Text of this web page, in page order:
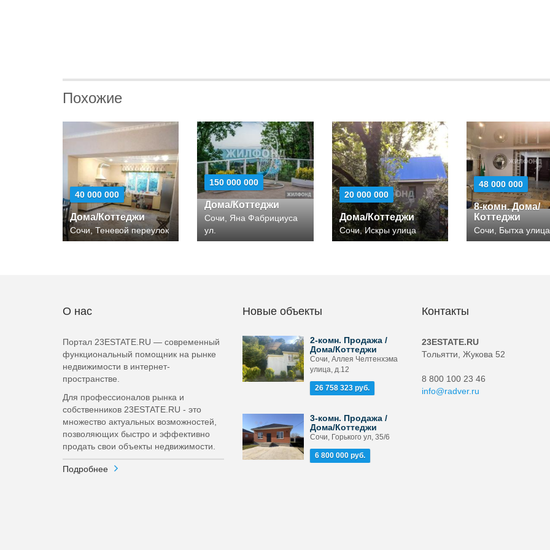
Похожие
40 000 000
Дома/Коттеджи
Сочи, Теневой переулок
150 000 000
Дома/Коттеджи
Сочи, Яна Фабрициуса
ул.
20 000 000
Дома/Коттеджи
Сочи, Искры улица
48 000 000
8-комн. Дома/
Коттеджи
Сочи, Бытха улица
О нас
Портал 23ESTATE.RU — современный
функциональный помощник на рынке
недвижимости в интернет-
пространстве.
Для профессионалов рынка и
собственников 23ESTATE.RU - это
множество актуальных возможностей,
позволяющих быстро и эффективно
продать свои объекты недвижимости.
Подробнее
Новые объекты
2-комн. Продажа /
Дома/Коттеджи
Сочи, Аллея Челтенхэма
улица, д.12
26 758 323 руб.
3-комн. Продажа /
Дома/Коттеджи
Сочи, Горького ул, 35/6
6 800 000 руб.
Контакты
23ESTATE.RU
Тольятти, Жукова 52
8 800 100 23 46
info@radver.ru